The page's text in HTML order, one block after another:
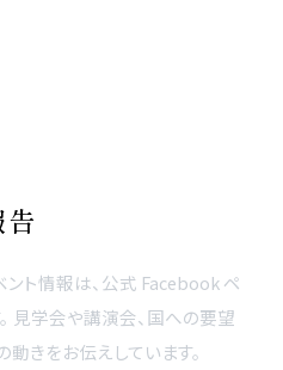
ト情報は、公式 Facebook ペ
見学会や講演会、国への要望
きをお伝えしています。